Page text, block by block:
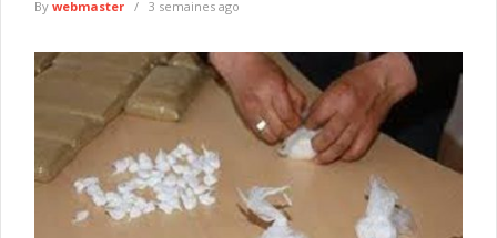
By webmaster 3 semaines ago